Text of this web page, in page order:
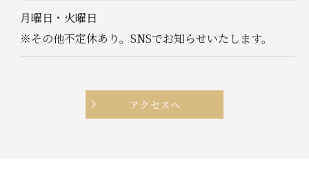
月曜日・火曜日
※その他不定休あり。SNSでお知らせいたします。
アクセスへ